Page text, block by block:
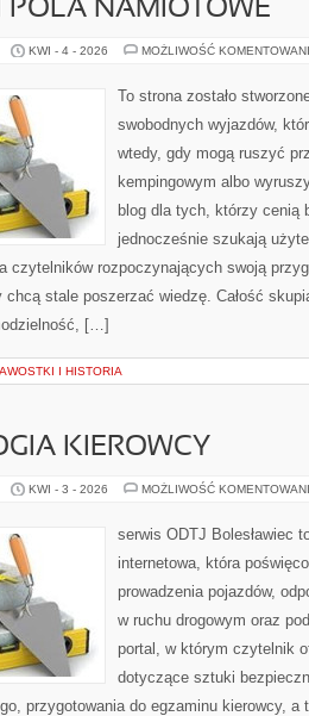
POLA NAMIOTOWE
KWI - 4 - 2026 MOŻLIWOŚĆ
To strona zostało
swobodnych wyjazdów,
wtedy, gdy mogą ruszyć
kempingowym albo
blog dla tych, którzy cenią
jednocześnie szukają
czytelników rozpoczynających swoją
chcą stale poszerzać wiedzę. Całość
[…]
I HISTORIA
KIEROWCY
KWI - 3 - 2026 MOŻLIWOŚĆ
serwis ODTJ Bolesławiec
internetowa, która
prowadzenia pojazdów,
w ruchu drogowym oraz
portal, w którym czytelnik
dotyczące sztuki
przygotowania do egzaminu kierowcy, a